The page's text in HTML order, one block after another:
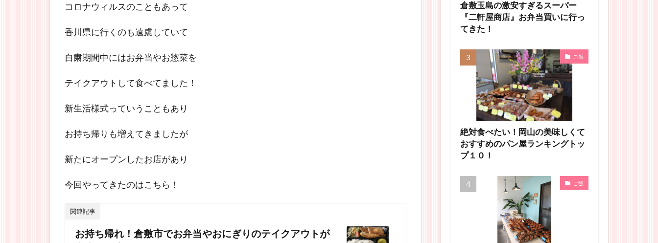
コロナウィルスのこともあって
香川県に行くのも遠慮していて
自粛期間中にはお弁当やお惣菜を
テイクアウトして食べてました！
新生活様式っていうこともあり
お持ち帰りも増えてきましたが
新たにオープンしたお店があり
今回やってきたのはこちら！
関連記事
お持ち帰れ！倉敷市でお弁当やおにぎりのテイクアウトが
倉敷玉島の激安すぎるスーパー
『二軒屋商店』お弁当買いに行っ
てきた！
ご飯
絶対食べたい！岡山の美味しくて
おすすめのパン屋ランキングトッ
プ１０！
ご飯